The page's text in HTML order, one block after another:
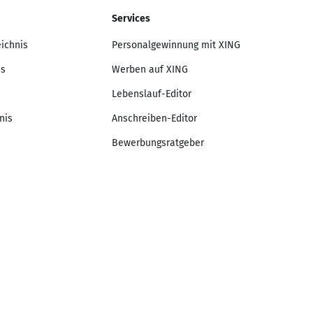
Services
Personalgewinnung mit XING
Werben auf XING
Lebenslauf-Editor
Anschreiben-Editor
Bewerbungsratgeber